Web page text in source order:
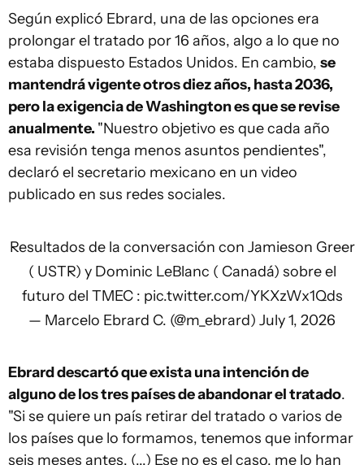
Según explicó Ebrard, una de las opciones era
prolongar el tratado por 16 años, algo a lo que no
estaba dispuesto Estados Unidos. En cambio, se
mantendrá vigente otros diez años, hasta 2036,
pero la exigencia de Washington es que se revise
anualmente. "Nuestro objetivo es que cada año
esa revisión tenga menos asuntos pendientes",
declaró el secretario mexicano en un video
publicado en sus redes sociales.
Resultados de la conversación con Jamieson Greer
( USTR) y Dominic LeBlanc ( Canadá) sobre el
futuro del TMEC : pic.twitter.com/YKXzWx1Qds
— Marcelo Ebrard C. (@m_ebrard) July 1, 2026
Ebrard descartó que exista una intención de
alguno de los tres países de abandonar el tratado.
"Si se quiere un país retirar del tratado o varios de
los países que lo formamos, tenemos que informar
seis meses antes. (...) Ese no es el caso, me lo han